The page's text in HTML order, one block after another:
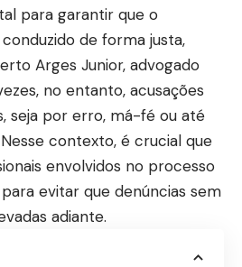
para garantir que o
de forma justa,
Arges Junior, advogado
no entanto, acusações
seja por erro, má-fé ou até
contexto, é crucial que
envolvidos no processo
evitar que denúncias sem
adiante.